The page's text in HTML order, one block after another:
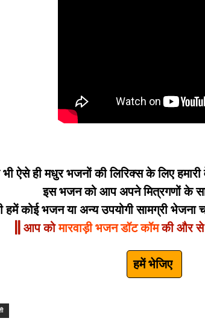
ऐसे ही मधुर भजनों की लिरिक्स के लिए
इस भजन को आप अपने मित्रगणों के
कोई भजन या अन्य उपयोगी सामग्री भेजना
|| आप कोमारवाड़ी भजन डॉट कॉमकी और से
हमें भेजिए